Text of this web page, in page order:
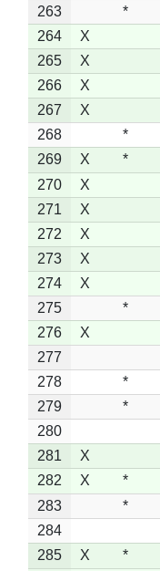
263
*
264
X
265
X
266
X
267
X
268
*
269
X *
270
X
271
X
272
X
273
X
274
X
275
*
276
X
277
278
*
279
*
280
281
X
282
X *
283
*
284
285
X *